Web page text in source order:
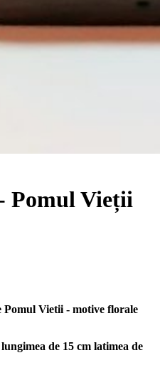
Pomul Vieții
Vietii - motive florale
de 15 cm latimea de